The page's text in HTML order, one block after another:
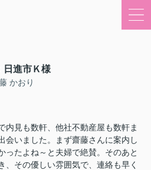
日進市Ｋ様
かおり
内見も数軒、他社不動産屋も数軒ま
会いました。まず齋藤さんに案内し
ったよね～と夫婦で絶賛。そのあと
、その優しい雰囲気で、連絡も早く